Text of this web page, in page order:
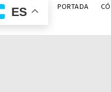
ES PORTADA